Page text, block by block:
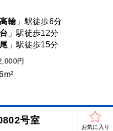
輪」駅徒歩6分
」駅徒歩12分
」駅徒歩15分
円
号室
お気に入り